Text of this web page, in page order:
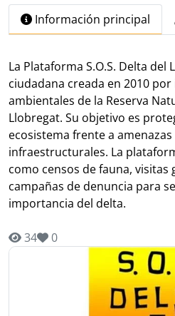
Información principal
La Plataforma S.O.S. Delta
ciudadana creada en 2010
ambientales de la Reserva
Llobregat. Su objetivo es
ecosistema frente a
infraestructurales. La
como censos de fauna, visitas
campañas de denuncia para
importancia del delta.
34 0